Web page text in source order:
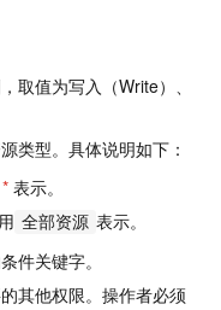
取值为写入（Write）、
类型。具体说明如下：
* 表示。
全部资源 表示。
件关键字。
其他权限。操作者必须